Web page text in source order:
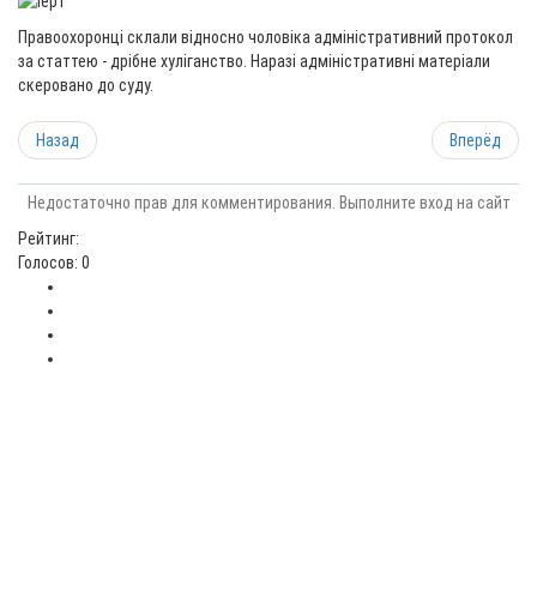
Правоохоронці склали відносно чоловіка адміністративний протокол
за статтею - дрібне хуліганство. Наразі адміністративні матеріали
скеровано до суду.
Назад Вперёд
Недостаточно прав для комментирования. Выполните вход на сайт
Рейтинг:
Голосов: 0